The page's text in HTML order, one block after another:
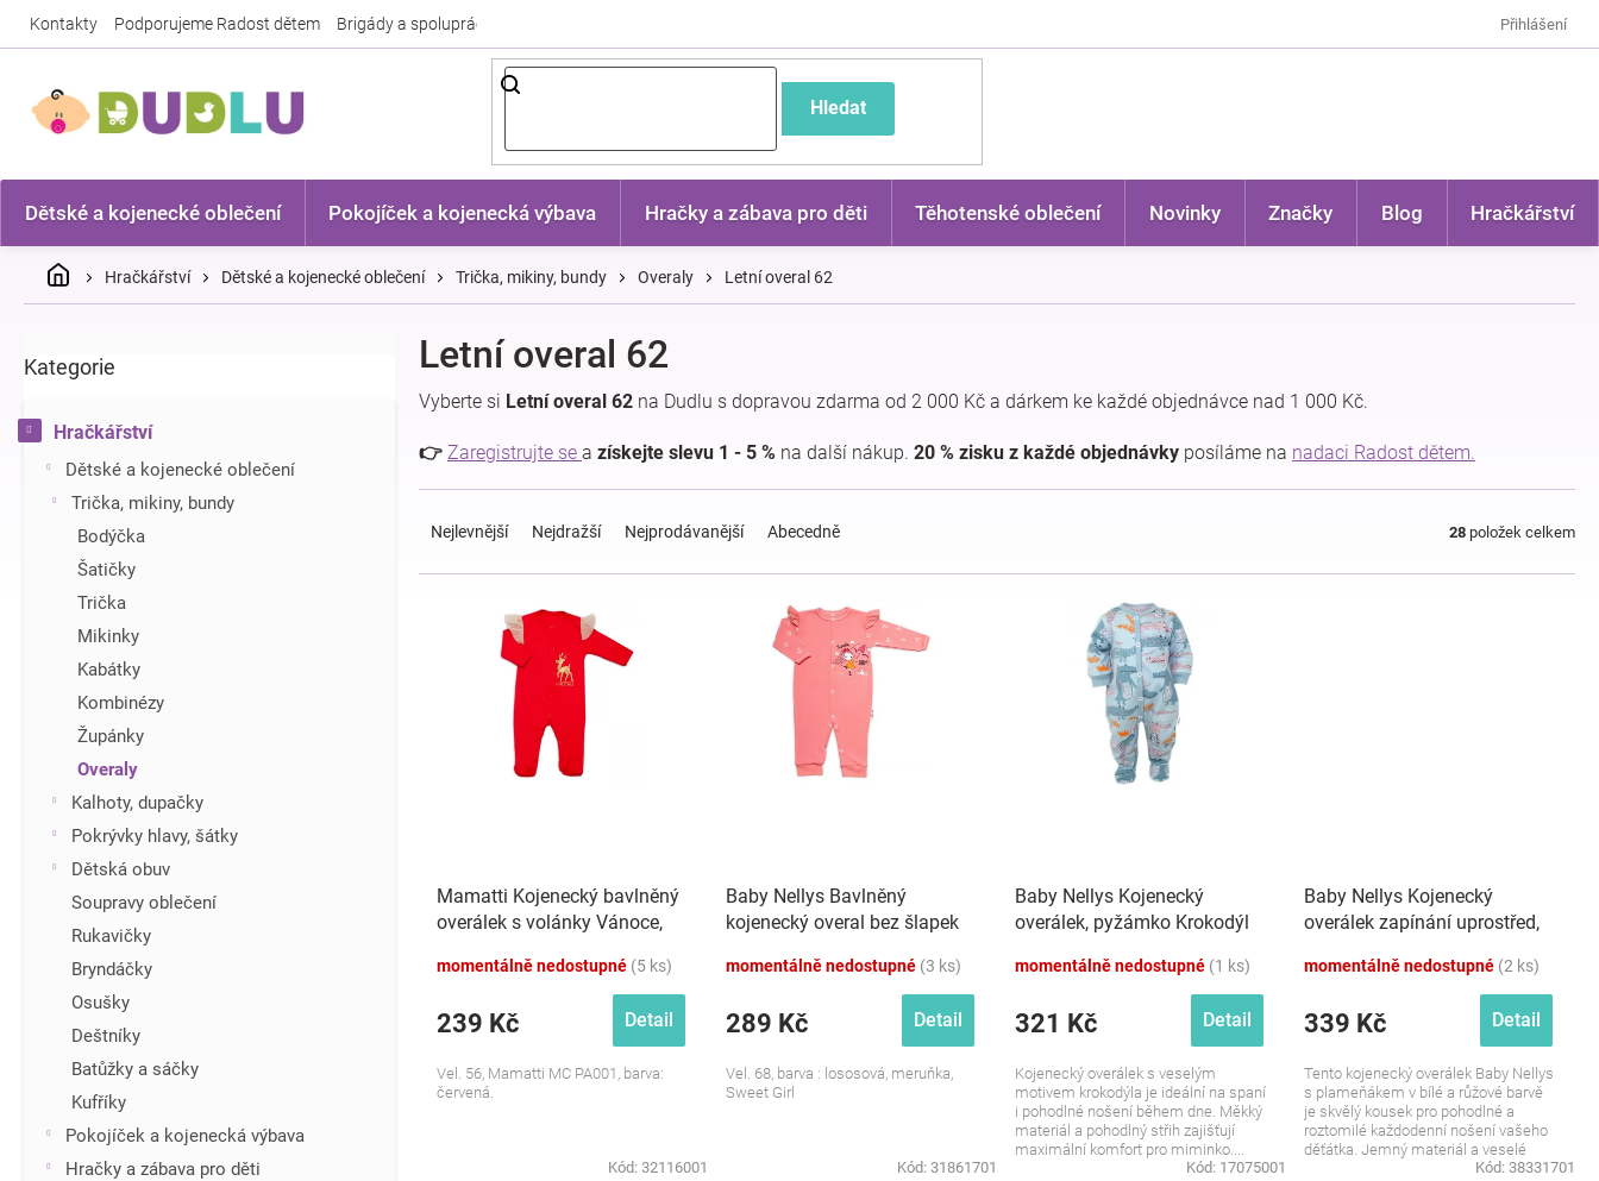
Kontakty Podporujeme Radost dětem Brigády a spolupráce Přihlášení
Hledat
Dětské a kojenecké oblečení Pokojíček a kojenecká výbava Hračky a zábava pro děti Těhotenské oblečení Novinky Značky Blog Hračkářství
DomůHračkářství Dětské a kojenecké oblečení Trička, mikiny, bundy Overaly Letní overal 62
o
t
r
Přeskočit
Kategorie
Hračkářství
Dětské a kojenecké oblečení
Trička, mikiny, bundy
Bodýčka
Šatičky
Trička
Mikinky
Kabátky
Kombinézy
Župánky
Overaly
Kalhoty, dupačky
Pokrývky hlavy, šátky
Dětská obuv
Soupravy oblečení
Rukavičky
Bryndáčky
Osušky
Deštníky
Batůžky a sáčky
Kufříky
Pokojíček a kojenecká výbava
Hračky a zábava pro děti
Letní overal 62
Vyberte si Letní overal 62 na Dudlu s dopravou zdarma od 2 000 Kč a dárkem ke každé objednávce nad 1 000 Kč.
👉 Zaregistrujte se a získejte slevu 1 - 5 % na další nákup. 20 % zisku z každé objednávky posíláme na nadaci Radost dětem.
e
Nejlevnější Nejdražší Nejprodávanější Abecedně 28 položek celkem
Mamatti Kojenecký bavlněný
overálek s volánky Vánoce,
momentálně nedostupné (5 ks)
239 Kč Detail
Vel. 56, Mamatti MC PA001, barva:
červená.
Kód: 32116001
Baby Nellys Bavlněný
kojenecký overal bez šlapek
momentálně nedostupné (3 ks)
289 Kč Detail
Vel. 68, barva : lososová, meruňka,
Sweet Girl
Kód: 31861701
Baby Nellys Kojenecký
overálek, pyžámko Krokodýl
momentálně nedostupné (1 ks)
321 Kč Detail
Kojenecký overálek s veselým
motivem krokodýla je ideální na spaní
i pohodlné nošení během dne. Měkký
materiál a pohodlný střih zajišťují
maximální komfort pro miminko....
Kód: 17075001
Baby Nellys Kojenecký
overálek zapínání uprostřed,
momentálně nedostupné (2 ks)
339 Kč Detail
Tento kojenecký overálek Baby Nellys
s plameňákem v bílé a růžové barvě
je skvělý kousek pro pohodlné a
roztomilé každodenní nošení vašeho
děťátka. Jemný materiál a veselé
Kód: 38331701